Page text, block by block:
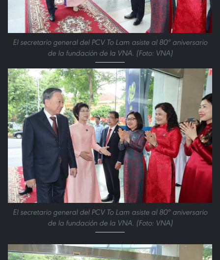
El secretario general del PCV To Lam asiste al 80º aniversario
de la fundación de la VNA. (Foto: VNA)
El secretario general del PCV To Lam asiste al 80º aniversario
de la fundación de la VNA. (Foto: VNA)